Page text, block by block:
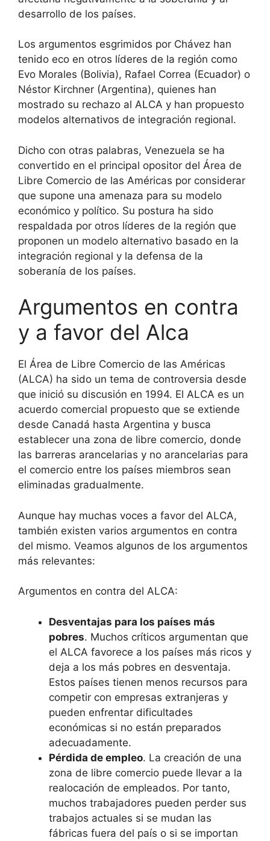
desarrollo de los países.
Los argumentos esgrimidos por Chávez han
tenido eco en otros líderes de la región como
Evo Morales (Bolivia), Rafael Correa (Ecuador) o
Néstor Kirchner (Argentina), quienes han
mostrado su rechazo al ALCA y han propuesto
modelos alternativos de integración regional.
Dicho con otras palabras, Venezuela se ha
convertido en el principal opositor del Área de
Libre Comercio de las Américas por considerar
que supone una amenaza para su modelo
económico y político. Su postura ha sido
respaldada por otros líderes de la región que
proponen un modelo alternativo basado en la
integración regional y la defensa de la
soberanía de los países.
Argumentos en contra
y a favor del Alca
El Área de Libre Comercio de las Américas
(ALCA) ha sido un tema de controversia desde
que inició su discusión en 1994. El ALCA es un
acuerdo comercial propuesto que se extiende
desde Canadá hasta Argentina y busca
establecer una zona de libre comercio, donde
las barreras arancelarias y no arancelarias para
el comercio entre los países miembros sean
eliminadas gradualmente.
Aunque hay muchas voces a favor del ALCA,
también existen varios argumentos en contra
del mismo. Veamos algunos de los argumentos
más relevantes:
Argumentos en contra del ALCA:
Desventajas para los países más
pobres. Muchos críticos argumentan que
el ALCA favorece a los países más ricos y
deja a los más pobres en desventaja.
Estos países tienen menos recursos para
competir con empresas extranjeras y
pueden enfrentar dificultades
económicas si no están preparados
adecuadamente.
Pérdida de empleo. La creación de una
zona de libre comercio puede llevar a la
realocación de empleados. Por tanto,
muchos trabajadores pueden perder sus
trabajos actuales si se mudan las
fábricas fuera del país o si se importan